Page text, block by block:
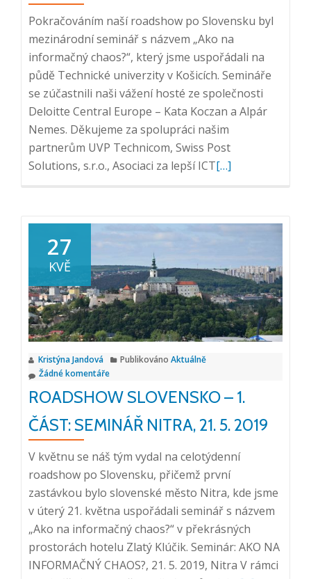
Pokračováním naší roadshow po Slovensku byl
mezinárodní seminář s názvem „Ako na
informačný chaos?“, který jsme uspořádali na
půdě Technické univerzity v Košicích. Semináře
se zúčastnili naši vážení hosté ze společnosti
Deloitte Central Europe – Kata Koczan a Alpár
Nemes. Děkujeme za spolupráci našim
partnerům UVP Technicom, Swiss Post
Solutions, s.r.o., Asociaci za lepší ICTPřečtěte
–
2.
část:
Mezinárodní
seminář
5.
2019
[…]
27
KVĚ
Kristýna Jandová Publikováno Aktuálně
Žádné komentáře
ROADSHOW SLOVENSKO – 1.
ČÁST: SEMINÁŘ NITRA, 21. 5. 2019
V květnu se náš tým vydal na celotýdenní
roadshow po Slovensku, přičemž první
zastávkou bylo slovenské město Nitra, kde jsme
v úterý 21. května uspořádali seminář s názvem
„Ako na informačný chaos?“ v překrásných
prostorách hotelu Zlatý Klúčik. Seminár: AKO NA
INFORMAČNÝ CHAOS?, 21. 5. 2019, Nitra V rámci